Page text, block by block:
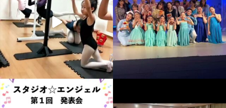
11月 16
studioangel.takarazuka